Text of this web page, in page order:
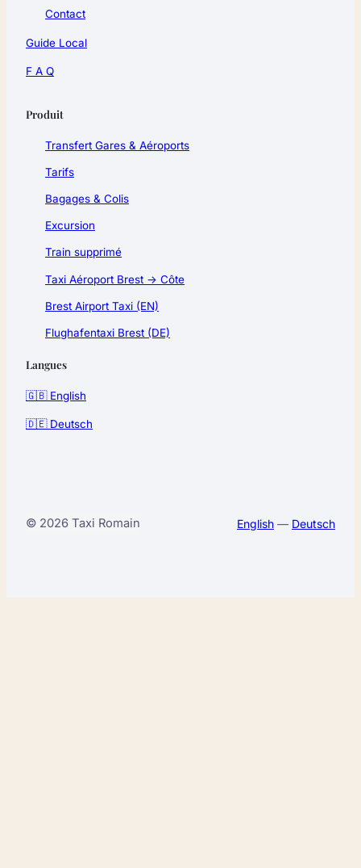
Contact
Guide Local
F A Q
Produit
Transfert Gares & Aéroports
Tarifs
Bagages & Colis
Excursion
Train supprimé
Taxi Aéroport Brest → Côte
Brest Airport Taxi (EN)
Flughafentaxi Brest (DE)
Langues
🇬🇧 English
🇩🇪 Deutsch
© 2026 Taxi Romain English — Deutsch